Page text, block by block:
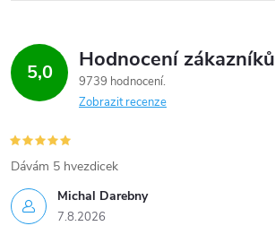
5,0 Hodnocení zákazníků
9739 hodnocení
Zobrazit recenze
Michal Darebny
7.8.2026
Dávám 5 hvezdicek